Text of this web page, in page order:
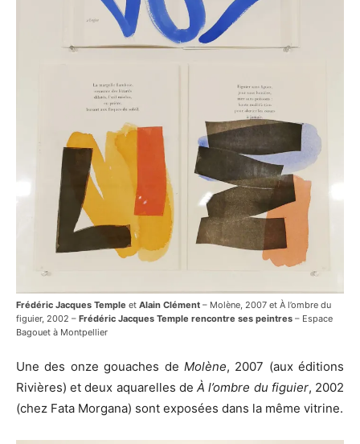
Frédéric Jacques Temple et Alain Clément – Molène, 2007 et À l’ombre du
figuier, 2002 – Frédéric Jacques Temple rencontre ses peintres – Espace
Bagouet à Montpellier
Une des onze gouaches de Molène, 2007 (aux éditions
Rivières) et deux aquarelles deÀ l’ombre du figuier, 2002
(chez Fata Morgana) sont exposées dans la même vitrine.